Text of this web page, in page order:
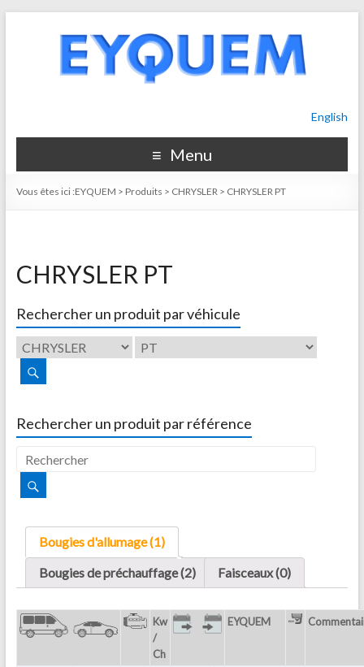
English
Menu
Vous êtes ici :EYQUEM > Produits > CHRYSLER> CHRYSLER PT
CHRYSLER PT
Rechercher un produit par véhicule
Rechercher un produit par référence
Bougies d'allumage (1)
Bougies de préchauffage (2)
Faisceaux (0)
Kw
/
Ch
EYQUEM